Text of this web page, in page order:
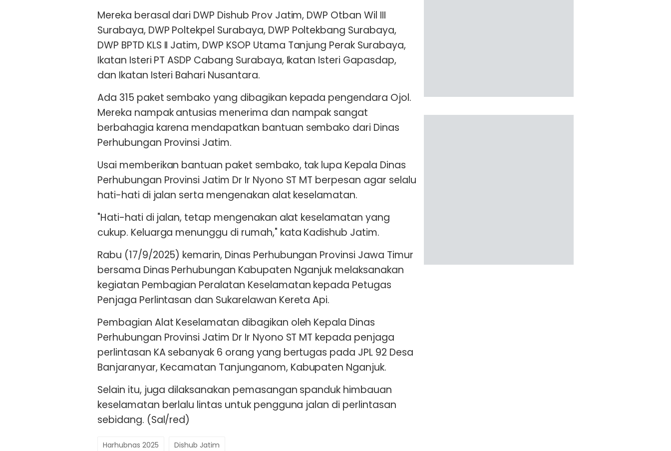
Mereka berasal dari DWP Dishub Prov Jatim, DWP Otban Wil III
Surabaya, DWP Poltekpel Surabaya, DWP Poltekbang Surabaya,
DWP BPTD KLS II Jatim, DWP KSOP Utama Tanjung Perak Surabaya,
Ikatan Isteri PT ASDP Cabang Surabaya, Ikatan Isteri Gapasdap,
dan Ikatan Isteri Bahari Nusantara.
Ada 315 paket sembako yang dibagikan kepada pengendara Ojol.
Mereka nampak antusias menerima dan nampak sangat
berbahagia karena mendapatkan bantuan sembako dari Dinas
Perhubungan Provinsi Jatim.
Usai memberikan bantuan paket sembako, tak lupa Kepala Dinas
Perhubungan Provinsi Jatim Dr Ir Nyono ST MT berpesan agar selalu
hati-hati di jalan serta mengenakan alat keselamatan.
"Hati-hati di jalan, tetap mengenakan alat keselamatan yang
cukup. Keluarga menunggu di rumah," kata Kadishub Jatim.
Rabu (17/9/2025) kemarin, Dinas Perhubungan Provinsi Jawa Timur
bersama Dinas Perhubungan Kabupaten Nganjuk melaksanakan
kegiatan Pembagian Peralatan Keselamatan kepada Petugas
Penjaga Perlintasan dan Sukarelawan Kereta Api.
Pembagian Alat Keselamatan dibagikan oleh Kepala Dinas
Perhubungan Provinsi Jatim Dr Ir Nyono ST MT kepada penjaga
perlintasan KA sebanyak 6 orang yang bertugas pada JPL 92 Desa
Banjaranyar, Kecamatan Tanjunganom, Kabupaten Nganjuk.
Selain itu, juga dilaksanakan pemasangan spanduk himbauan
keselamatan berlalu lintas untuk pengguna jalan di perlintasan
sebidang. (Sal/red)
Harhubnas 2025 Dishub Jatim